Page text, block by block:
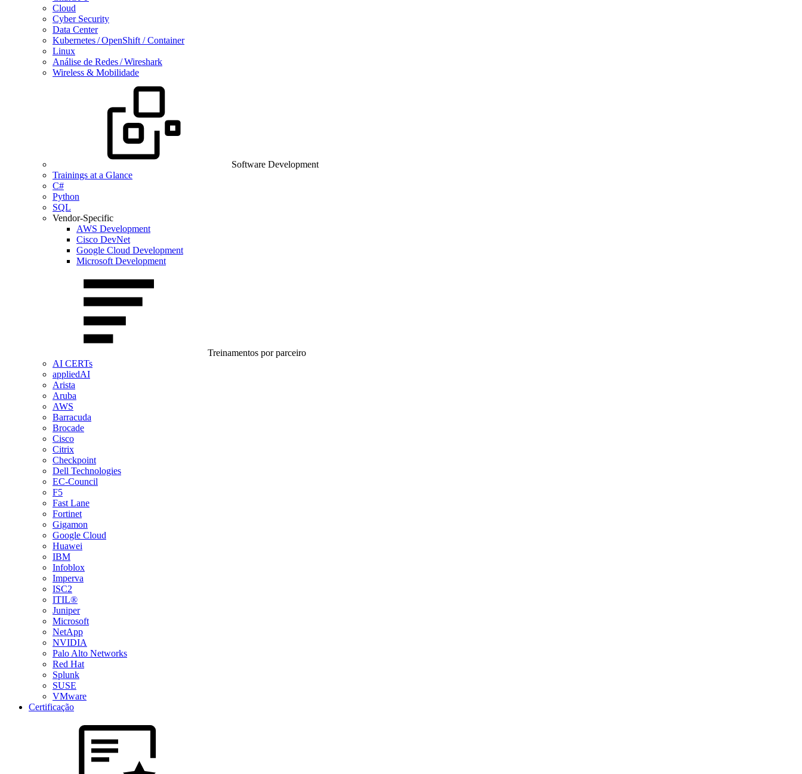
Cloud
Cyber Security
Data Center
Kubernetes / OpenShift / Container
Linux
Análise de Redes / Wireshark
Wireless & Mobilidade
Software Development
Trainings at a Glance
C#
Python
SQL
Vendor-Specific
AWS Development
Cisco DevNet
Google Cloud Development
Microsoft Development
Treinamentos por parceiro
AI CERTs
appliedAI
Arista
Aruba
AWS
Barracuda
Brocade
Cisco
Citrix
Checkpoint
Dell Technologies
EC-Council
F5
Fast Lane
Fortinet
Gigamon
Google Cloud
Huawei
IBM
Infoblox
Imperva
ISC2
ITIL®
Juniper
Microsoft
NetApp
NVIDIA
Palo Alto Networks
Red Hat
Splunk
SUSE
VMware
Certificação